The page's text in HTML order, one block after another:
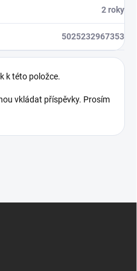
2 roky
5025232967353
k této položce.
vkládat příspěvky. Prosím